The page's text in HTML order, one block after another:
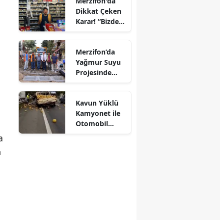
Mersin
İzmir
Kars
Kayseri
Dikkat Çeken
Karar! “Bizde
Merzifon’da
Yağmur Suyu
Projesinde
Kavun Yüklü
Kamyonet ile
Otomobil